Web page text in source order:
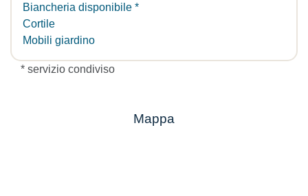
Biancheria disponibile *
Cortile
Mobili giardino
* servizio condiviso
Mappa